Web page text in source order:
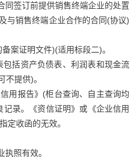
签订前提供销售终端企业的处置
与销售终端企业合作的合同(协议)
案证明文件)(适用标段二)。
括资产负债表、利润表和现金流
提供)。
用报告》(柜台查询、自主查询均
录。《资信证明》或《企业信用
定收函的无效。
照有效。